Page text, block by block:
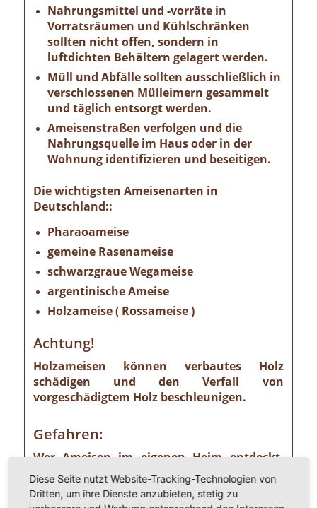
Nahrungsmittel und -vorräte in
Vorratsräumen und Kühlschränken
sollten nicht offen, sondern in
luftdichten Behältern gelagert werden.
Müll und Abfälle sollten ausschließlich in
verschlossenen Mülleimern gesammelt
und täglich entsorgt werden.
Ameisenstraßen verfolgen und die
Nahrungsquelle im Haus oder in der
Wohnung identifizieren und beseitigen.
Die wichtigsten Ameisenarten in
Deutschland::
Pharaoameise
gemeine Rasenameise
schwarzgraue Wegameise
argentinische Ameise
Holzameise ( Rossameise )
Achtung!
Holzameisen können verbautes Holz
schädigen und den Verfall von
vorgeschädigtem Holz beschleunigen.
Gefahren:
Wer Ameisen im eigenen Heim entdeckt,
sollte die Gefahr ernst nehmen. Einige
Ameisenarten sind nämlich Vorrats- und
Materialschädlinge, von denen ein nicht zu
Diese Seite nutzt Website-Tracking-Technologien von
Dritten, um ihre Dienste anzubieten, stetig zu